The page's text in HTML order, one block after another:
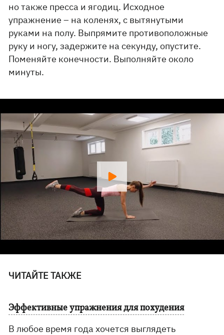
но также пресса и ягодиц. Исходное
упражнение – на коленях, с вытянутыми
руками на полу. Выпрямите противоположные
руку и ногу, задержите на секунду, опустите.
Поменяйте конечности. Выполняйте около
минуты.
ЧИТАЙТЕ ТАКЖЕ
Эффективные упражнения для похудения
В любое время года хочется выглядеть